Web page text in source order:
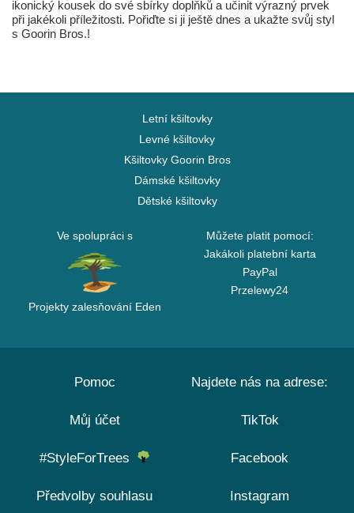
ikonický kousek do své sbírky doplňků a učinit výrazný prvek
při jakékoli příležitosti. Pořiďte si ji ještě dnes a ukažte svůj styl
s Goorin Bros.!
Letní kšiltovky
Levné kšiltovky
Kšiltovky Goorin Bros
Dámské kšiltovky
Dětské kšiltovky
Ve spolupráci s
Projekty zalesňování Eden
Můžete platit pomocí:
Jakákoli platební karta
PayPal
Przelewy24
Pomoc
Můj účet
#StyleForTrees
Předvolby souhlasu
Najdete nás na adrese:
TikTok
Facebook
Instagram